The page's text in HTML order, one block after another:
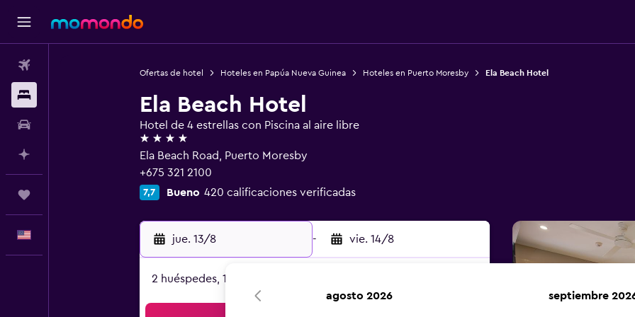
Ofertas de hotel Hoteles en Papúa Nueva Guinea Hoteles en Puerto Moresby Ela Beach Hotel
Ela Beach Hotel
Hotel de 4 estrellas con Piscina al aire libre
4 estrellas
Ela Beach Road, Puerto Moresby
+675 321 2100
7,7 Bueno 420 calificaciones verificadas
jue. 13/8 - vie. 14/8
2 huéspedes, 1 habitación
agosto 2026 septiembre